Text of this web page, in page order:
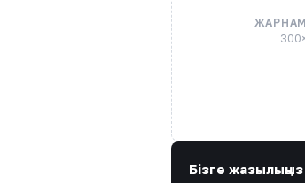
Бізге жазылыңыз